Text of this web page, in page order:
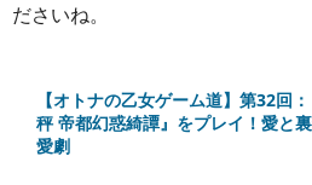
ださいね。
【オトナの乙女ゲーム道】第32回
秤 帝都幻惑綺譚』をプレイ！愛と
愛劇